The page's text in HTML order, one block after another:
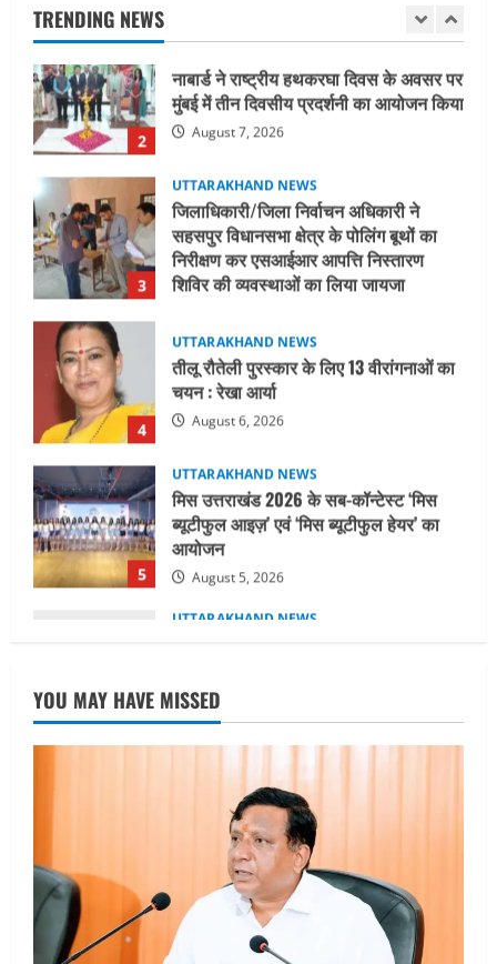
TRENDING NEWS
2
3
UTTARAKHAND NEWS
जिलाधिकारी/जिला निर्वाचन अधिकारी ने
सहसपुर विधानसभा क्षेत्र के पोलिंग बूथों का
निरीक्षण कर एसआईआर आपत्ति निस्तारण
August 6, 2026
4
UTTARAKHAND NEWS
तीलू रौतेली पुरस्कार के लिए 13 वीरांगनाओं का
चयन : रेखा आर्या
5
UTTARAKHAND NEWS
मिस उत्तराखंड 2026 के सब-कॉन्टेस्ट ‘मिस
ब्यूटीफुल आइज़’ एवं ‘मिस ब्यूटीफुल हेयर’ का
आयोजन
August 5, 2026
UTTARAKHAND NEWS
धामी कैबिनेट ने लिए कई महत्वपूर्ण निर्णय, अब
सामान्य वर्ग के पशुपालकों को भी गाय एवं भैंस
खरीद पर मिलेगा अनुदान, मजदूरी संहिता
2
नाबार्ड ने राष्ट्रीय हथकरघा दिवस के अवसर पर
मुंबई में तीन दिवसीय प्रदर्शनी का आयोजन किया
August 7, 2026
3
UTTARAKHAND NEWS
जिलाधिकारी/जिला निर्वाचन अधिकारी ने
सहसपुर विधानसभा क्षेत्र के पोलिंग बूथों का
निरीक्षण कर एसआईआर आपत्ति निस्तारण
शिविर की व्यवस्थाओं का लिया जायजा
August 6, 2026
UTTARAKHAND NEWS
YOU MAY HAVE MISSED